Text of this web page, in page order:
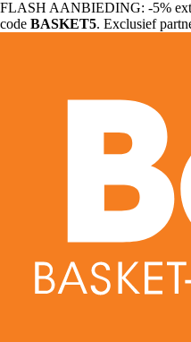
FLASH AANBIEDING: -5%
code BASKET5. Exclusief